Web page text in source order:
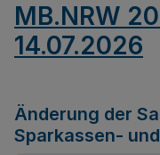
MB.NRW
14.07.2026
Änderung der
Sparkassen-